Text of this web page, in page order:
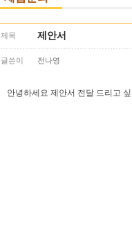
제목 제안서
글쓴이 전나영
안녕하세요 제안서 전달 드리고